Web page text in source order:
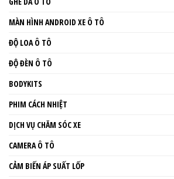
MÀN HÌNH ANDROID XE Ô TÔ
ĐỘ LOA Ô TÔ
ĐỘ ĐÈN Ô TÔ
BODYKITS
PHIM CÁCH NHIỆT
DỊCH VỤ CHĂM SÓC XE
CAMERA Ô TÔ
CẢM BIẾN ÁP SUẤT LỐP